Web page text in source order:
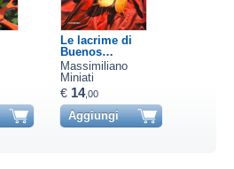
Le lacrime di
Buenos…
Massimiliano
Miniati
€ 14,00
Aggiungi